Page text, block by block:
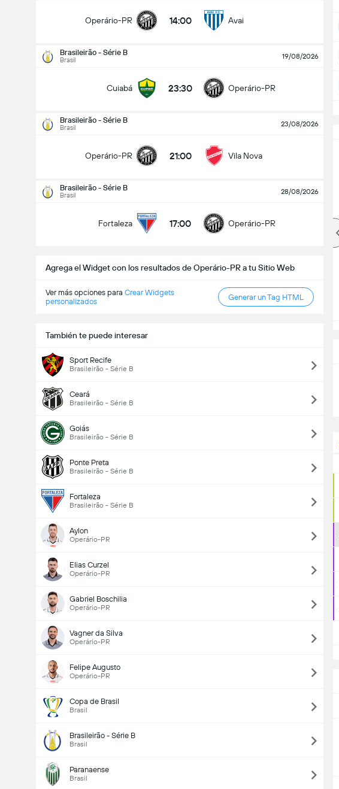
Operário-PR 14:00 Avai
Brasileirão - Série B
Brasil 19/08/2026
Cuiabá 23:30 Operário-PR
Brasileirão - Série B
Brasil 23/08/2026
Operário-PR 21:00 Vila Nova
Brasileirão - Série B
Brasil 28/08/2026
Fortaleza 17:00 Operário-PR
Agrega el Widget con los resultados de Operário-PR a tu Sitio Web
Ver más opciones para Crear Widgets
personalizados
Generar un Tag HTML
También te puede interesar
Sport Recife
Brasileirão - Série B
Ceará
Brasileirão - Série B
Goiás
Brasileirão - Série B
Ponte Preta
Brasileirão - Série B
Fortaleza
Brasileirão - Série B
Aylon
Operário-PR
Elias Curzel
Operário-PR
Gabriel Boschilia
Operário-PR
Vagner da Silva
Operário-PR
Felipe Augusto
Operário-PR
Copa de Brasil
Brasil
Brasileirão - Série B
Brasil
Paranaense
Brasil
14:00 Avai
Goles en el partido (2.5)